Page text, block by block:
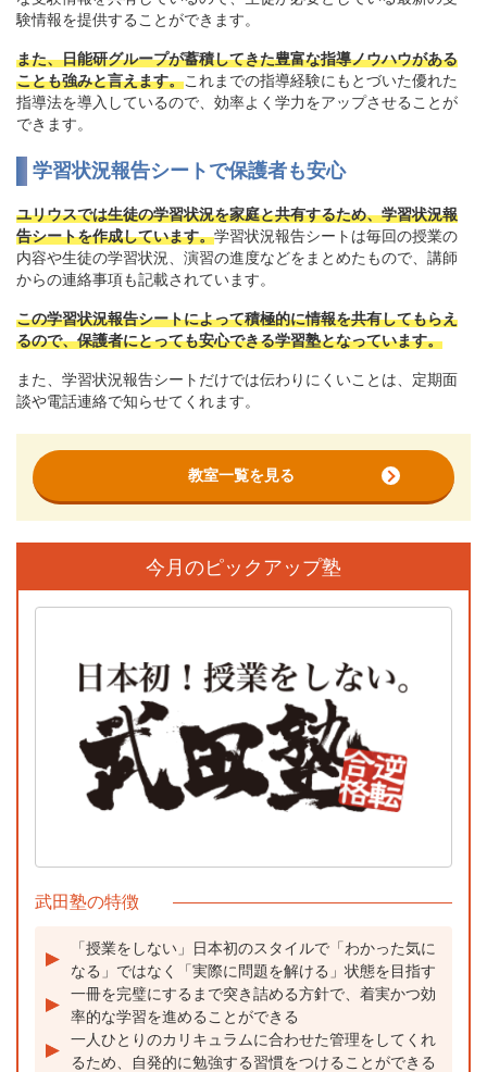
験情報を提供することができます。
また、日能研グループが蓄積してきた豊富な指導ノウハウがある
ことも強みと言えます。これまでの指導経験にもとづいた優れた
指導法を導入しているので、効率よく学力をアップさせることが
できます。
学習状況報告シートで保護者も安心
ユリウスでは生徒の学習状況を家庭と共有するため、学習状況報
告シートを作成しています。学習状況報告シートは毎回の授業の
内容や生徒の学習状況、演習の進度などをまとめたもので、講師
からの連絡事項も記載されています。
この学習状況報告シートによって積極的に情報を共有してもらえ
るので、保護者にとっても安心できる学習塾となっています。
また、学習状況報告シートだけでは伝わりにくいことは、定期面
談や電話連絡で知らせてくれます。
教室一覧を見る
今月のピックアップ塾
武田塾の特徴
「授業をしない」日本初のスタイルで「わかった気に
なる」ではなく「実際に問題を解ける」状態を目指す
一冊を完璧にするまで突き詰める方針で、着実かつ効
率的な学習を進めることができる
一人ひとりのカリキュラムに合わせた管理をしてくれ
るため、自発的に勉強する習慣をつけることができる